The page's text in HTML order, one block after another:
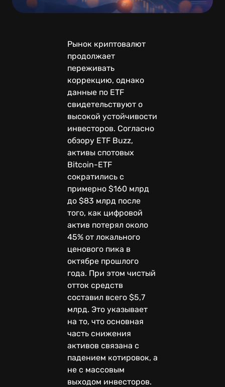
Рынок криптовалют
продолжает
переживать
коррекцию, однако
данные по ETF
свидетельствуют о
высокой устойчивости
инвесторов. Согласно
обзору ETF Buzz,
активы спотовых
Bitcoin-ETF
сократились с
примерно $160 млрд
до $83 млрд после
того, как цифровой
актив потерял около
45% от локального
ценового пика в
октябре прошлого
года. При этом чистый
отток средств
составил всего $5,7
млрд. Это указывает
на то, что основная
часть снижения
активов связана с
падением котировок, а
не с массовым
выходом инвесторов.